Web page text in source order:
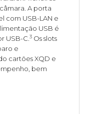
A porta
com USB-LAN e
USB é
USB-C.3 Os slots
e
cartões XQD e
bem